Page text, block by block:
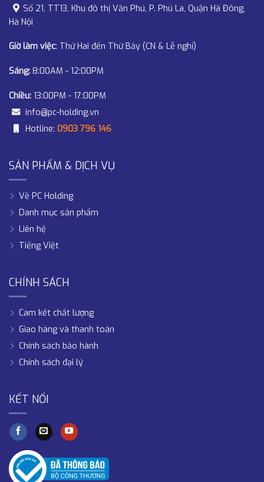
Số 21, TT13, Khu đô thị Văn Phú, P. Phú La, Quận Hà Đông,
Hà Nội
Giờ làm việc: Thứ Hai đến Thứ Bảy (CN & Lễ nghỉ)
Sáng: 8:00AM - 12:00PM
Chiều: 13:00PM - 17:00PM
info@pc-holding.vn
Hotline: 0903 796 146
SẢN PHẨM & DỊCH VỤ
Về PC Holding
Danh mục sản phẩm
Liên hệ
Tiếng Việt
CHÍNH SÁCH
Cam kết chất lượng
Giao hàng và thanh toán
Chính sách bảo hành
Chính sách đại lý
KẾT NỐI